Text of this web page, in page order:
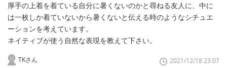
厚手の上着を着ている自分に暑くないのかと尋ねる友人に、中に
は一枚しか着ていないから暑くないと伝える時のようなシチュエ
ーションを考えています。
ネイティブが使う自然な表現を教えて下さい。
TKさん 2021/12/18 23:07